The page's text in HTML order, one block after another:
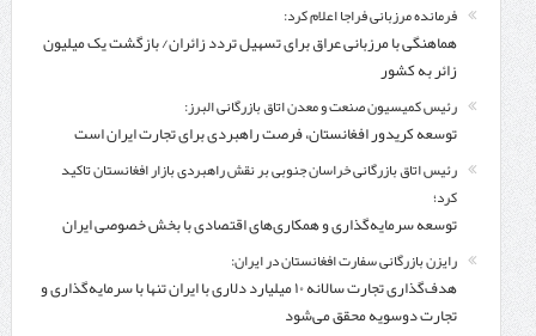
فرمانده مرزبانی فراجا اعلام کرد:
هماهنگی با مرزبانی عراق برای تسهیل تردد زائران/ بازگشت یک میلیون
زائر به کشور
رئیس کمیسیون صنعت و معدن اتاق بازرگانی البرز:
توسعه کریدور افغانستان، فرصت راهبردی برای تجارت ایران است
رئیس اتاق بازرگانی خراسان جنوبی بر نقش راهبردی بازار افغانستان تاکید
کرد؛
توسعه سرمایه‌گذاری و همکاری‌های اقتصادی با بخش خصوصی ایران
رایزن بازرگانی سفارت افغانستان در ایران:
هدف‌گذاری تجارت سالانه ۱۰ میلیارد دلاری با ایران تنها با سرمایه‌گذاری و
تجارت دوسویه محقق می‌شود